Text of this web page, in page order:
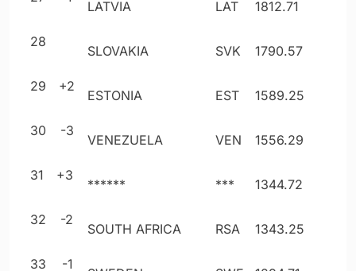
LATVIA LAT 1812.71
28
SLOVAKIA SVK 1790.57
29 +2
ESTONIA EST 1589.25
30 -3
VENEZUELA VEN 1556.29
31 +3
****** *** 1344.72
32 -2
SOUTH AFRICA RSA 1343.25
33 -1